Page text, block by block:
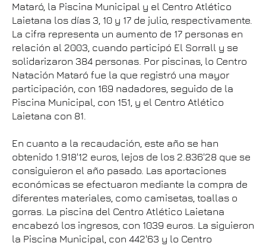
Mataró, la Piscina Municipal y el Centro Atlético
Laietana los días 3, 10 y 17 de julio, respectivamente.
La cifra representa un aumento de 17 personas en
relación al 2003, cuando participó El Sorrall y se
solidarizaron 384 personas. Por piscinas, lo Centro
Natación Mataró fue la que registró una mayor
participación, con 169 nadadores, seguido de la
Piscina Municipal, con 151, y el Centro Atlético
Laietana con 81.
En cuanto a la recaudación, este año se han
obtenido 1.918'12 euros, lejos de los 2.836'28 que se
consiguieron el año pasado. Las aportaciones
económicas se efectuaron mediante la compra de
diferentes materiales, como camisetas, toallas o
gorras. La piscina del Centro Atlético Laietana
encabezó los ingresos, con 1039 euros. La siguieron
la Piscina Municipal, con 442'63 y lo Centro